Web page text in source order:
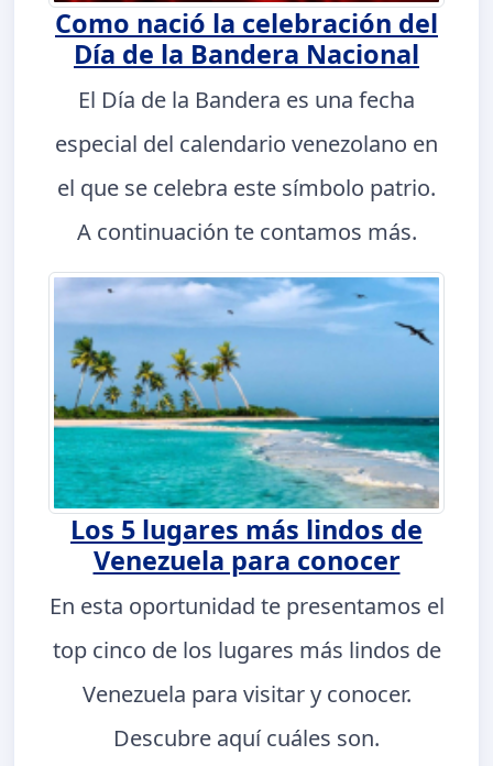
Como nació la celebración del
Día de la Bandera Nacional
El Día de la Bandera es una fecha
especial del calendario venezolano en
el que se celebra este símbolo patrio.
A continuación te contamos más.
Los 5 lugares más lindos de
Venezuela para conocer
En esta oportunidad te presentamos el
top cinco de los lugares más lindos de
Venezuela para visitar y conocer.
Descubre aquí cuáles son.